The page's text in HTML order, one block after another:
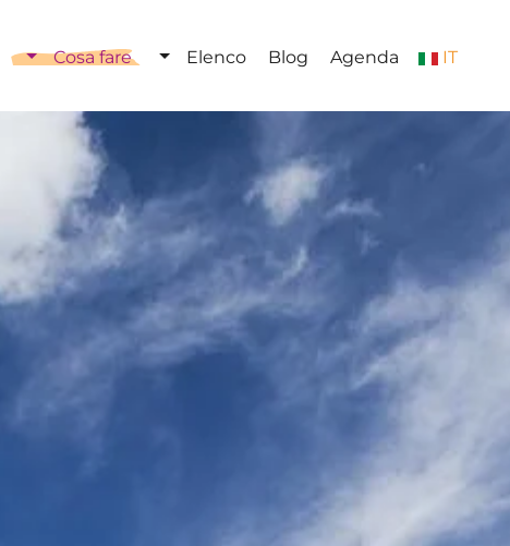
Cosa fare Elenco Blog Agenda IT